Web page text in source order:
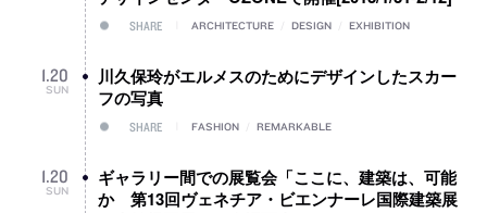
SHARE ARCHITECTURE DESIGN EXHIBITION
1.20
SUN
川久保玲がエルメスのためにデザインしたスカー
フの写真
SHARE FASHION REMARKABLE
1.20
SUN
ギャラリー間での展覧会「ここに、建築は、可能
か 第13回ヴェネチア・ビエンナーレ国際建築展